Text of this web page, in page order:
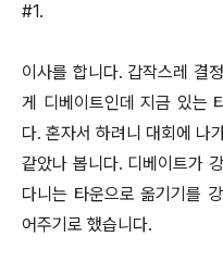
#1.
이사를 합니다. 갑작스레 결
게 디베이트인데 지금 있는
다. 혼자서 하려니 대회에 나
같았나 봅니다. 디베이트가
다니는 타운으로 옮기기를
어주기로 했습니다.